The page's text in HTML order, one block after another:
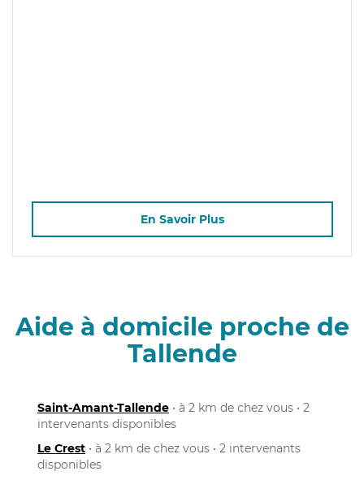
En Savoir Plus
Aide à domicile proche de
Tallende
Saint-Amant-Tallende • à 2 km de chez vous • 2
intervenants disponibles
Le Crest • à 2 km de chez vous • 2 intervenants
disponibles